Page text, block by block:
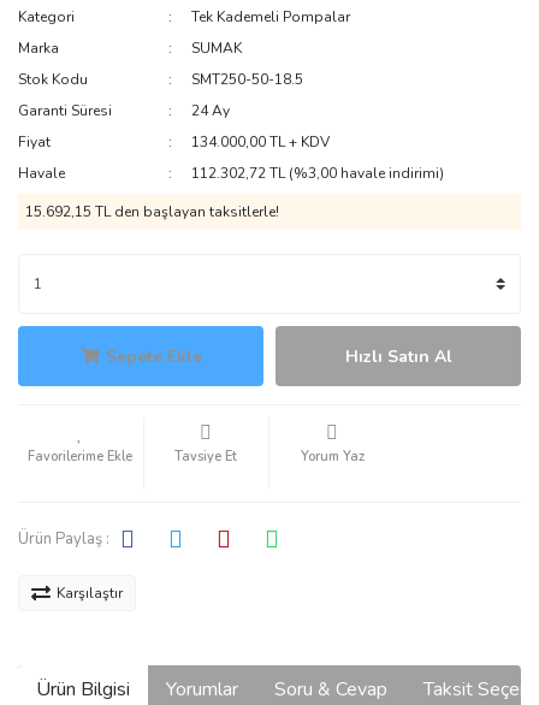
Kategori
Tek Kademeli Pompalar
Marka
SUMAK
Stok Kodu
SMT250-50-18.5
Garanti Süresi
24 Ay
Fiyat
134.000,00 TL + KDV
Havale
112.302,72 TL (%3,00 havale indirimi)
15.692,15 TL den başlayan taksitlerle!
Sepete Ekle Hızlı Satın Al
Tavsiye Et Yorum Yaz
Ürün Paylaş :
Karşılaştır
Ürün Bilgisi Yorumlar Soru & Cevap Taksit